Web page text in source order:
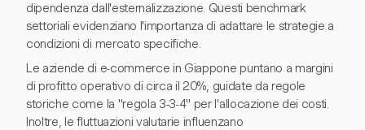
dipendenza dall'esternalizzazione. Questi benchmark
settoriali evidenziano l'importanza di adattare le strategie a
condizioni di mercato specifiche.
Le aziende di e-commerce in Giappone puntano a margini
di profitto operativo di circa il 20%, guidate da regole
storiche come la "regola 3-3-4" per l'allocazione dei costi.
Inoltre, le fluttuazioni valutarie influenzano